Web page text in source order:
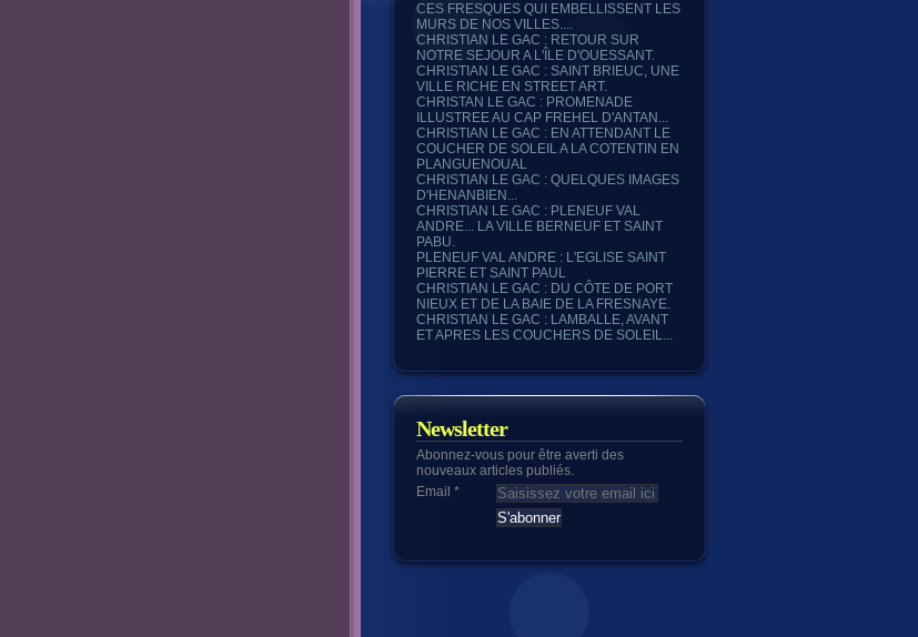
CES FRESQUES QUI EMBELLISSENT LES
MURS DE NOS VILLES....
CHRISTIAN LE GAC : RETOUR SUR
NOTRE SEJOUR A L'ÎLE D'OUESSANT.
CHRISTIAN LE GAC : SAINT BRIEUC, UNE
VILLE RICHE EN STREET ART.
CHRISTAN LE GAC : PROMENADE
ILLUSTREE AU CAP FREHEL D'ANTAN...
CHRISTIAN LE GAC : EN ATTENDANT LE
COUCHER DE SOLEIL A LA COTENTIN EN
PLANGUENOUAL
CHRISTIAN LE GAC : QUELQUES IMAGES
D'HENANBIEN...
CHRISTIAN LE GAC : PLENEUF VAL
ANDRE... LA VILLE BERNEUF ET SAINT
PABU.
PLENEUF VAL ANDRE : L'EGLISE SAINT
PIERRE ET SAINT PAUL
CHRISTIAN LE GAC : DU CÔTE DE PORT
NIEUX ET DE LA BAIE DE LA FRESNAYE.
CHRISTIAN LE GAC : LAMBALLE, AVANT
ET APRES LES COUCHERS DE SOLEIL...
Newsletter
Abonnez-vous pour être averti des
nouveaux articles publiés.
Email